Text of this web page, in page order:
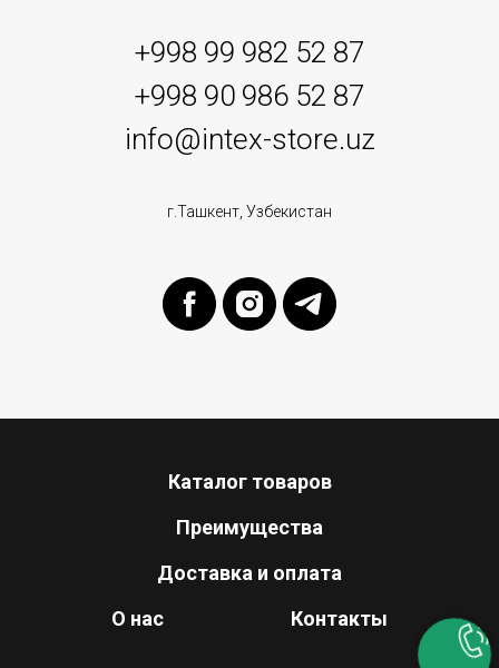
+998 99 982 52 87
+998 90 986 52 87
info@intex-store.uz
г.Ташкент, Узбекистан
Каталог товаров
Преимущества
Доставка и оплата
О нас
Контакты